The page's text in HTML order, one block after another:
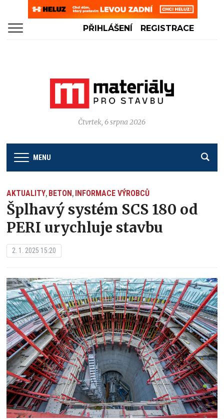
PŘIHLÁŠENÍ REGISTRACE
Čtvrtek, 6 srpna 2026
MENU
AKTUALITY, BETON, INFORMACE VÝROBCŮ
Šplhavý systém SCS 180 od
PERI urychluje stavbu​
2. 1. 2025 15:20